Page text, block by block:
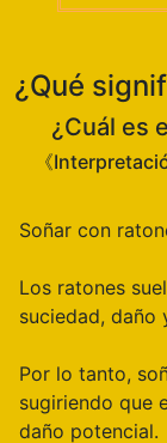
¿Qué
¿Cuál es
《
Soñar con
Los ratones
suciedad, daño
Por lo tanto,
sugiriendo que
daño potencial.